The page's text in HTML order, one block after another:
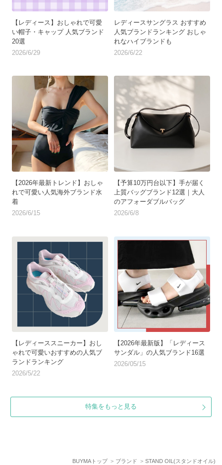
【レディース】おしゃれで可愛
い帽子・キャップ 人気ブランド
20選
2026/6/29
レディースサングラス おすすめ
人気ブランドランキング おしゃ
れなハイブランドも
2026/6/22
【2026年最新トレンド】おしゃ
れで可愛い人気海外ブランド水
着
2026/6/15
【予算10万円台以下】手が届く
上質バッグブランド12選｜大人
のアフォーダブルバッグ
2026/6/8
【レディーススニーカー】おし
ゃれで可愛いおすすめの人気ブ
ランドランキング
2026/5/22
【2026年最新版】「レディース
サンダル」の人気ブランド16選
2026/05/15
特集をもっと見る
BUYMAトップ ブランド STAND OIL(スタンドオイル)